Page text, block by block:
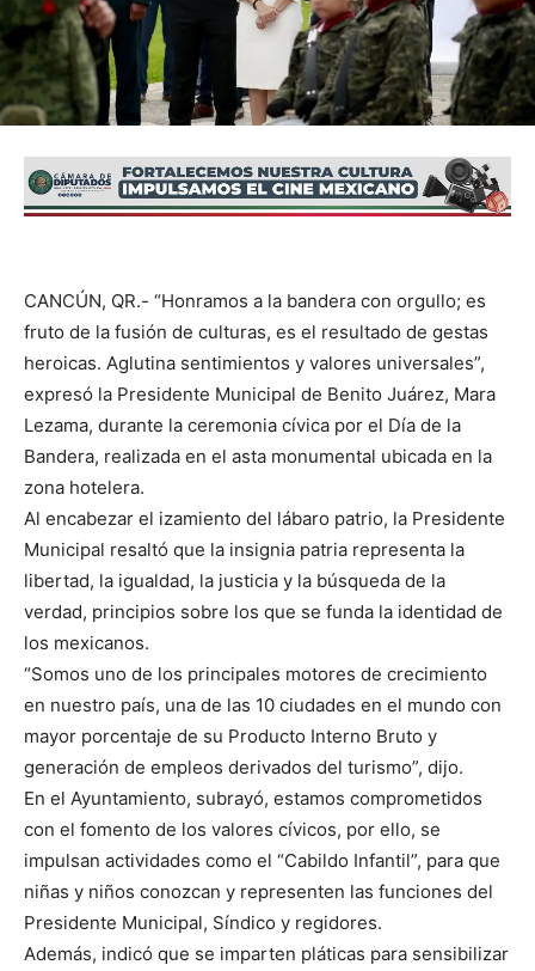
CANCÚN, QR.- “Honramos a la bandera con orgullo; es
fruto de la fusión de culturas, es el resultado de gestas
heroicas. Aglutina sentimientos y valores universales”,
expresó la Presidente Municipal de Benito Juárez, Mara
Lezama, durante la ceremonia cívica por el Día de la
Bandera, realizada en el asta monumental ubicada en la
zona hotelera.
Al encabezar el izamiento del lábaro patrio, la Presidente
Municipal resaltó que la insignia patria representa la
libertad, la igualdad, la justicia y la búsqueda de la
verdad, principios sobre los que se funda la identidad de
los mexicanos.
“Somos uno de los principales motores de crecimiento
en nuestro país, una de las 10 ciudades en el mundo con
mayor porcentaje de su Producto Interno Bruto y
generación de empleos derivados del turismo”, dijo.
En el Ayuntamiento, subrayó, estamos comprometidos
con el fomento de los valores cívicos, por ello, se
impulsan actividades como el “Cabildo Infantil”, para que
niñas y niños conozcan y representen las funciones del
Presidente Municipal, Síndico y regidores.
Además, indicó que se imparten pláticas para sensibilizar